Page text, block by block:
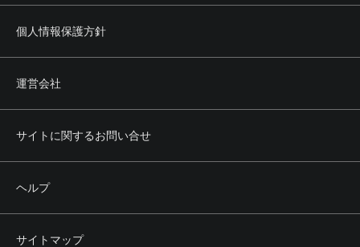
個人情報保護方針
運営会社
サイトに関するお問い合せ
ヘルプ
サイトマップ